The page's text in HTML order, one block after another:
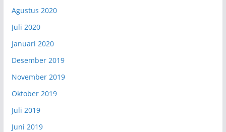
Agustus 2020
Juli 2020
Januari 2020
Desember 2019
November 2019
Oktober 2019
Juli 2019
Juni 2019